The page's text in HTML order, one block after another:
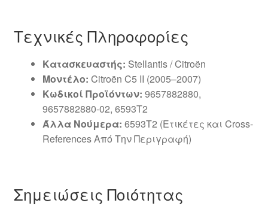
Τεχνικές Πληροφορίες
Κατασκευαστής: Stellantis / Citroën
Μοντέλο: Citroën C5 II (2005–2007)
Κωδικοί Προϊόντων: 9657882880,
9657882880-02, 6593T2
Άλλα Νούμερα: 6593T2 (Ετικέτες και Cross-
References Από Την Περιγραφή)
Σημειώσεις Ποιότητας